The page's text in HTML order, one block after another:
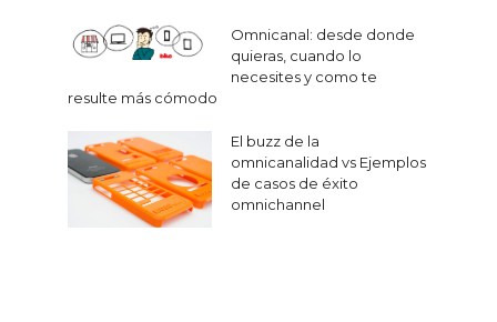
Navegación
de
entradas
Omnicanal: desde donde
quieras, cuando lo
necesites y como te
resulte más cómodo
El buzz de la
omnicanalidad vs Ejemplos
de casos de éxito
omnichannel